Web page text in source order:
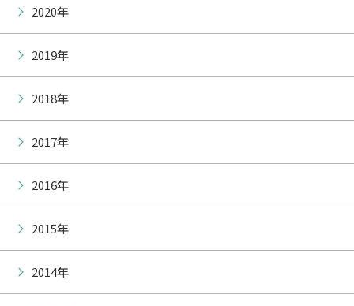
2020年
2019年
2018年
2017年
2016年
2015年
2014年